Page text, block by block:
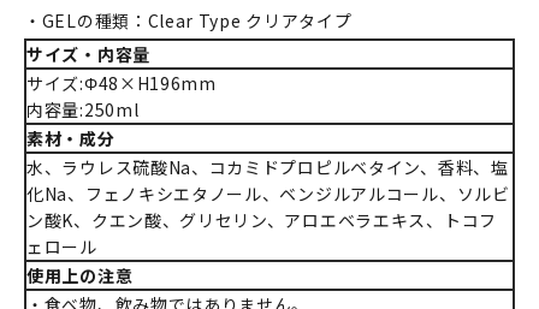
・GELの種類：Clear Type クリアタイプ
サイズ・内容量
サイズ:Φ48×H196mm
内容量:250ml
素材・成分
水、ラウレス硫酸Na、コカミドプロピルベタイン、香料、塩
化Na、フェノキシエタノール、ベンジルアルコール、ソルビ
ン酸K、クエン酸、グリセリン、アロエベラエキス、トコフ
ェロール
使用上の注意
・食べ物、飲み物ではありません。